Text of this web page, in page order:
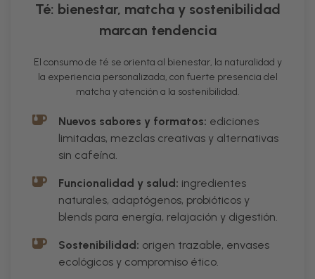
Té: bienestar, matcha y sostenibilidad
marcan tendencia
El consumo de té se orienta al bienestar, la naturalidad y
la experiencia personalizada, con fuerte presencia del
matcha y atención a la sostenibilidad.
Nuevos sabores y formatos: ediciones
limitadas, mezclas creativas y alternativas
sin cafeína.
Funcionalidad y salud: ingredientes
naturales, adaptógenos, probióticos y
blends para energía, relajación y digestión.
Sostenibilidad: origen trazable, envases
ecológicos y compromiso ético.